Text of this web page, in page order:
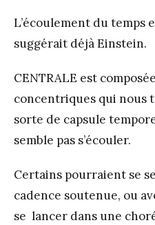
L’écoulement du temps
suggérait déjà Einstein.
CENTRALE est
concentriques qui nous
sorte de capsule
semble pas s’écouler.
Certains pourraient se
cadence soutenue, ou
se lancer dans une